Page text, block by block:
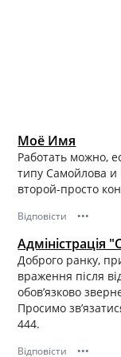
Моё Имя
Работать можно,
типу Самойлова
второй-просто
Відповісти •••
Адміністрація
Доброго ранку,
враження після
обов’язково
Просимо
444.
Відповісти •••